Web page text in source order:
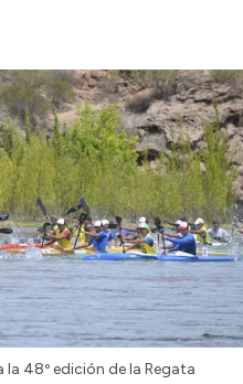
48º edición de la Regata